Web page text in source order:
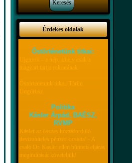
Érdekes oldalak
Őstörténetünk titkai:
Politika
Kásler Árpád, BAÉSZ,
RVMP
Kásler az összes hozzáforduló
devizahiteles pénzét kicsalta! - A
csaló Dr. Kasler ellen büntető eljárás
megindítását követeljük!